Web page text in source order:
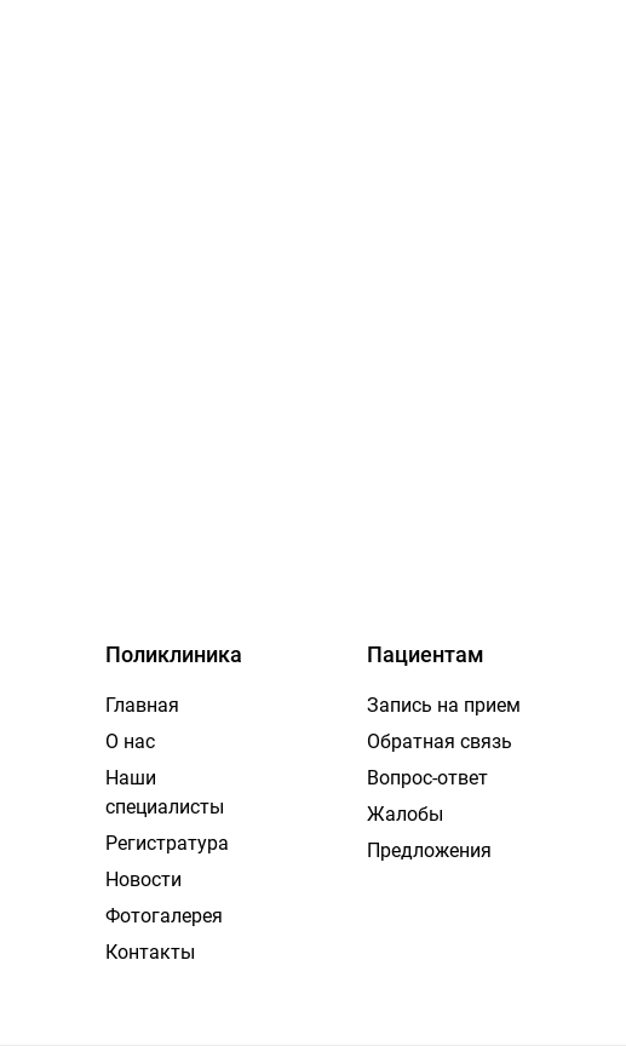
Поликлиника
Главная
О нас
Наши
специалисты
Регистратура
Новости
Фотогалерея
Контакты
Пациентам
Запись на прием
Обратная связь
Вопрос-ответ
Жалобы
Предложения